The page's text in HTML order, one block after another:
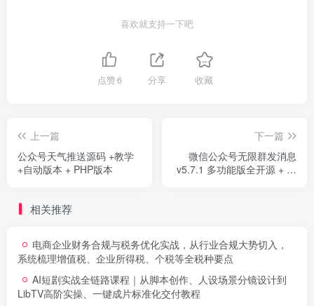
喜欢就支持一下吧
点赞6 分享 收藏
上一篇
公众号天气推送源码 +教学
+自动版本 + PHP版本
下一篇
微信公众号无限群发消息
v5.7.1 多功能版全开源 + 配
相关推荐
电商企业财务合规与税务优化实战，从行业合规大势切入，
系统梳理增值税、企业所得税、个税等全税种要点
AI短剧实战全链路课程｜从脚本创作、人设场景分镜设计到
LibTV高阶实操、一键成片标准化交付教程